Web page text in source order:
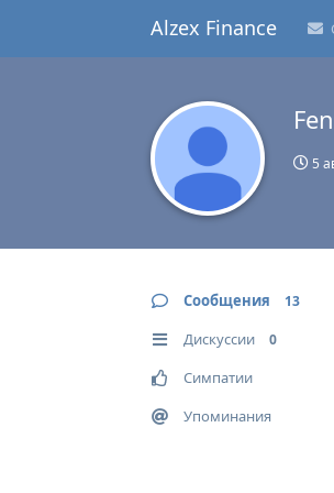
Alzex Finance
5
Сообщения 13
Дискуссии 0
Симпатии
Упоминания